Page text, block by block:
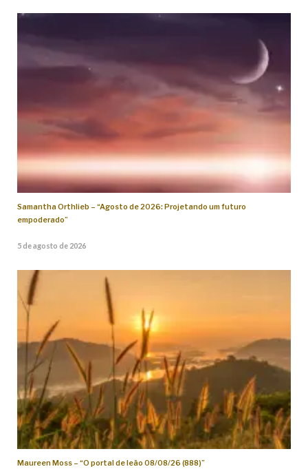
Samantha Orthlieb – “Agosto de 2026: Projetando um futuro
empoderado”
5 de agosto de 2026
Maureen Moss – “O portal de leão 08/08/26 (888)”